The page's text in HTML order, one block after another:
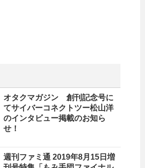
オタクマガジン 創刊記念号に
てサイバーコネクトツー松山洋
のインタビュー掲載のお知ら
せ！
週刊ファミ通 2019年8月15日増